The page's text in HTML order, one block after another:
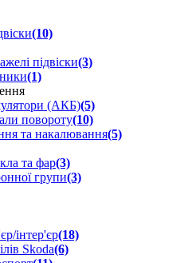
(10)
підвіски(3)
(1)
(АКБ)(5)
повороту(10)
та накалювання(5)
та фар(3)
групи(3)
інтер'єр(18)
Skoda(6)